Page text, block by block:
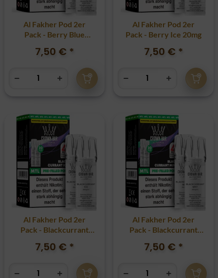
Al Fakher Pod 2er
Pack - Berry Blue
7,50 € *
Al Fakher Pod 2er
Pack - Berry Ice 20mg
7,50 € *
Al Fakher Pod 2er
Pack - Blackcurrant
7,50 € *
Al Fakher Pod 2er
Pack - Blackcurrant
7,50 € *